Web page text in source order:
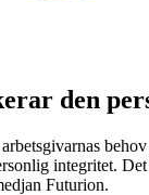
den
integritet.
Futurion.